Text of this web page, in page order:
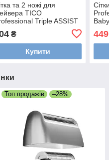
та 2 ножі для
TICO
Triple ASSIST
100429 (100429-01)
₴
Купити
449
Топ продажів –28%